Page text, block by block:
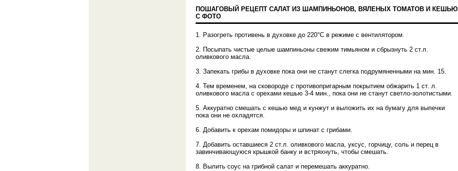
ПОШАГОВЫЙ РЕЦЕПТ САЛАТ ИЗ ШАМПИНЬОНОВ, ВЯЛЕНЫХ ТОМАТОВ И КЕШЬЮ
С ФОТО
1. Разогреть противень в духовке до 220°C в режиме с вентилятором.
2. Посыпать чистые целые шампиньоны свежим тимьяном и сбрызнуть 2 ст.л.
оливкового масла.
3. Запекать грибы в духовке пока они не станут слегка подрумяненными на мин. 15.
4. Тем временем, на сковороде с противопригарным покрытием обжарить 1 ст. л.
оливкового масла с орехами кешью 3-4 мин., пока они не станут светло-золотистыми.
5. Аккуратно смешать с кешью мед и кунжут и выложить их на бумагу для выпечки
пока они не охладятся.
6. Добавить к орехам помидоры и шпинат с грибами.
7. Добавить оставшиеся 2 ст.л. оливкового масла, уксус, горчицу, соль и перец в
завинчивающуюся крышкой банку и встряхнуть, чтобы смешать.
8. Вылить соус на грибной салат и перемешать аккуратно.